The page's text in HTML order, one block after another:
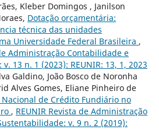
Kleber Domingos , Janilson
Dotação orçamentária:
técnica das unidades
Universidade Federal Brasileira ,
Administração Contabilidade e
13 n. 1 (2023): REUNIR: 13, 1, 2023
Galdino, João Bosco de Noronha
Alves Gomes, Eliane Pinheiro de
de Crédito Fundiário no
, REUNIR Revista de Administração
v. 9 n. 2 (2019):